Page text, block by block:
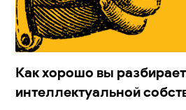
Как хорошо вы
интеллектуальной